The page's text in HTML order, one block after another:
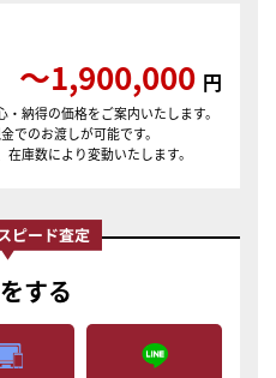
〜1,900,000 円
納得の価格をご案内いたします。
でのお渡しが可能です。
庫数により変動いたします。
をする